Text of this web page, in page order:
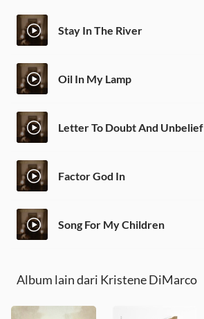
Stay In The River
Oil In My Lamp
Letter To Doubt And Unbelief
Factor God In
Song For My Children
Album lain dari Kristene DiMarco